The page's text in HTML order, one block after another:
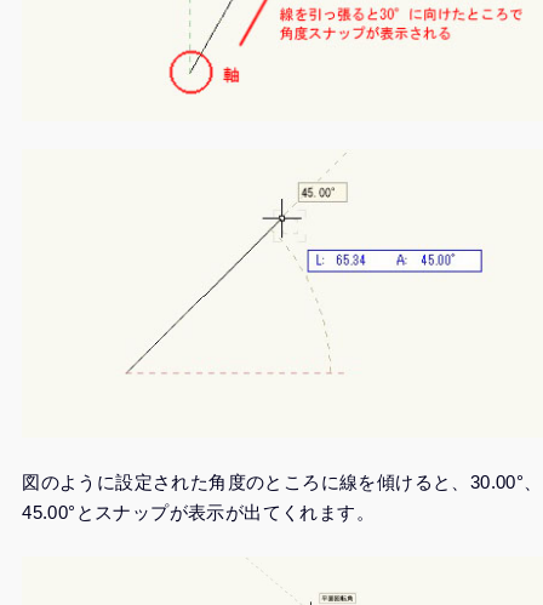
図のように設定された角度のところに線を傾けると、30.00°、
45.00°とスナップが表示が出てくれます。